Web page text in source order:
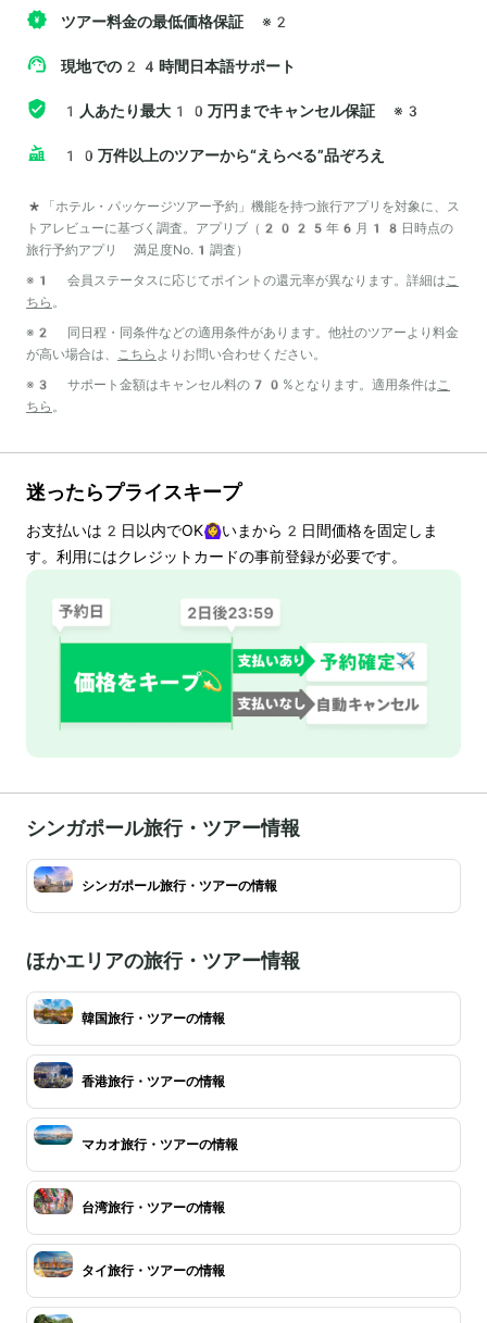
ツアー料金の最低価格保証 ※2
現地での24時間日本語サポート
1人あたり最大10万円までキャンセル保証 ※3
10万件以上のツアーから“えらべる”品ぞろえ
*「ホテル・パッケージツアー予約」機能を持つ旅行アプリを対象に、ス
トアレビューに基づく調査。アプリブ（2025年6月18日時点の
旅行予約アプリ 満足度No.1調査）
※1 会員ステータスに応じてポイントの還元率が異なります。詳細は こ
ちら 。
※2 同日程・同条件などの適用条件があります。他社のツアーより料金
が高い場合は、
こちら よりお問い合わせください。
※3 サポート金額はキャンセル料の70%となります。適用条件は こ
ちら 。
迷ったらプライスキープ
お支払いは 2 日以内でOK🙆‍♀️いまから 2 日間価格を固定しま
す。利用にはクレジットカードの事前登録が必要です。
シンガポール旅行・ツアー情報
シンガポール旅行・ツアーの情報
ほかエリアの旅行・ツアー情報
韓国旅行・ツアーの情報
香港旅行・ツアーの情報
マカオ旅行・ツアーの情報
台湾旅行・ツアーの情報
タイ旅行・ツアーの情報